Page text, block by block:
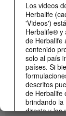
Los videos
Herbalife
'Videos')
Herbalife® y
de Herbalife
contenido
solo al país
países. Si
descritos
de Herbalife
brindando la
directa y los
Conoce los nuevos